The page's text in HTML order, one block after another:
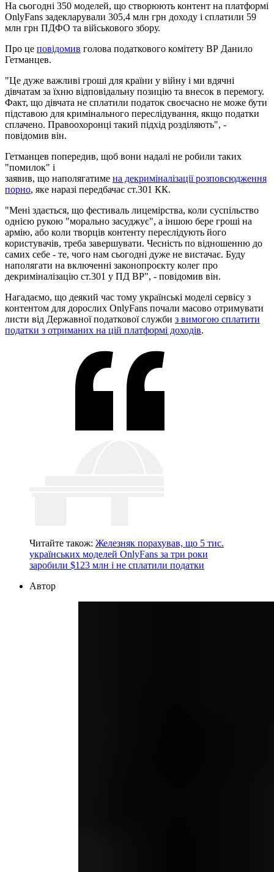
На сьогодні 350 моделей, що створюють контент на платформі
OnlyFans задекларували 305,4 млн грн доходу і сплатили 59
млн грн ПДФО та військового збору.
Про це повідомив голова податкового комітету ВР Данило
Гетманцев.
"Це дуже важливі гроші для країни у війну і ми вдячні
дівчатам за їхню відповідальну позицію та внесок в перемогу.
Факт, що дівчата не сплатили податок своєчасно не може бути
підставою для кримінального переслідування, якщо податки
сплачено. Правоохоронці такий підхід розділяють", -
повідомив він.
Гетманцев попередив, щоб вони надалі не робили таких
"помилок" і
заявив, що наполягатиме на декриміналізації розповсюдження
порно, яке наразі передбачає ст.301 КК.
"Мені здається, що фестиваль лицемірства, коли суспільство
однією рукою "морально засуджує", а іншою бере гроші на
армію, або коли творців контенту переслідують його
користувачів, треба завершувати. Чесність по відношенню до
самих себе - те, чого нам сьогодні дуже не вистачає. Буду
наполягати на включенні законопроєкту колег про
декриміналізацію ст.301 у ПД ВР", - повідомив він.
Нагадаємо, що деякий час тому українські моделі сервісу з
контентом для дорослих OnlyFans почали масово отримувати
листи від Державної податкової служби з вимогою сплатити
податки з отриманих на цій платформі доходів.
Читайте також: Железняк порахував, що 5 тис.
українських моделей OnlyFans за три роки
заробили $123 млн і не сплатили податки
Автор